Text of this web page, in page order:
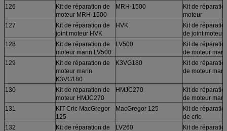
126
Kit de réparation de
moteur MRH-1500
MRH-1500
Kit de
moteur
127
Kit de réparation de
joint moteur HVK
HVK
Kit de
de joint moteur
128
Kit de réparation de
moteur marin LV500
LV500
Kit de
de moteur
129
Kit de réparation de
moteur marin
K3VG180
K3VG180
Kit de
de moteur
130
Kit de réparation de
moteur HMJC270
HMJC270
Kit de
de moteur
131
KIT Cric MacGregor
125
MacGregor 125
Kit de
de cric
132
Kit de réparation de
LV260
Kit de